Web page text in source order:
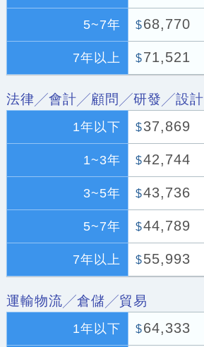
5~7年 $68,770
7年以上 $71,521
法律╱會計╱顧問╱研發╱設計
1年以下 $37,869
1~3年 $42,744
3~5年 $43,736
5~7年 $44,789
7年以上 $55,993
運輸物流╱倉儲╱貿易
1年以下 $64,333